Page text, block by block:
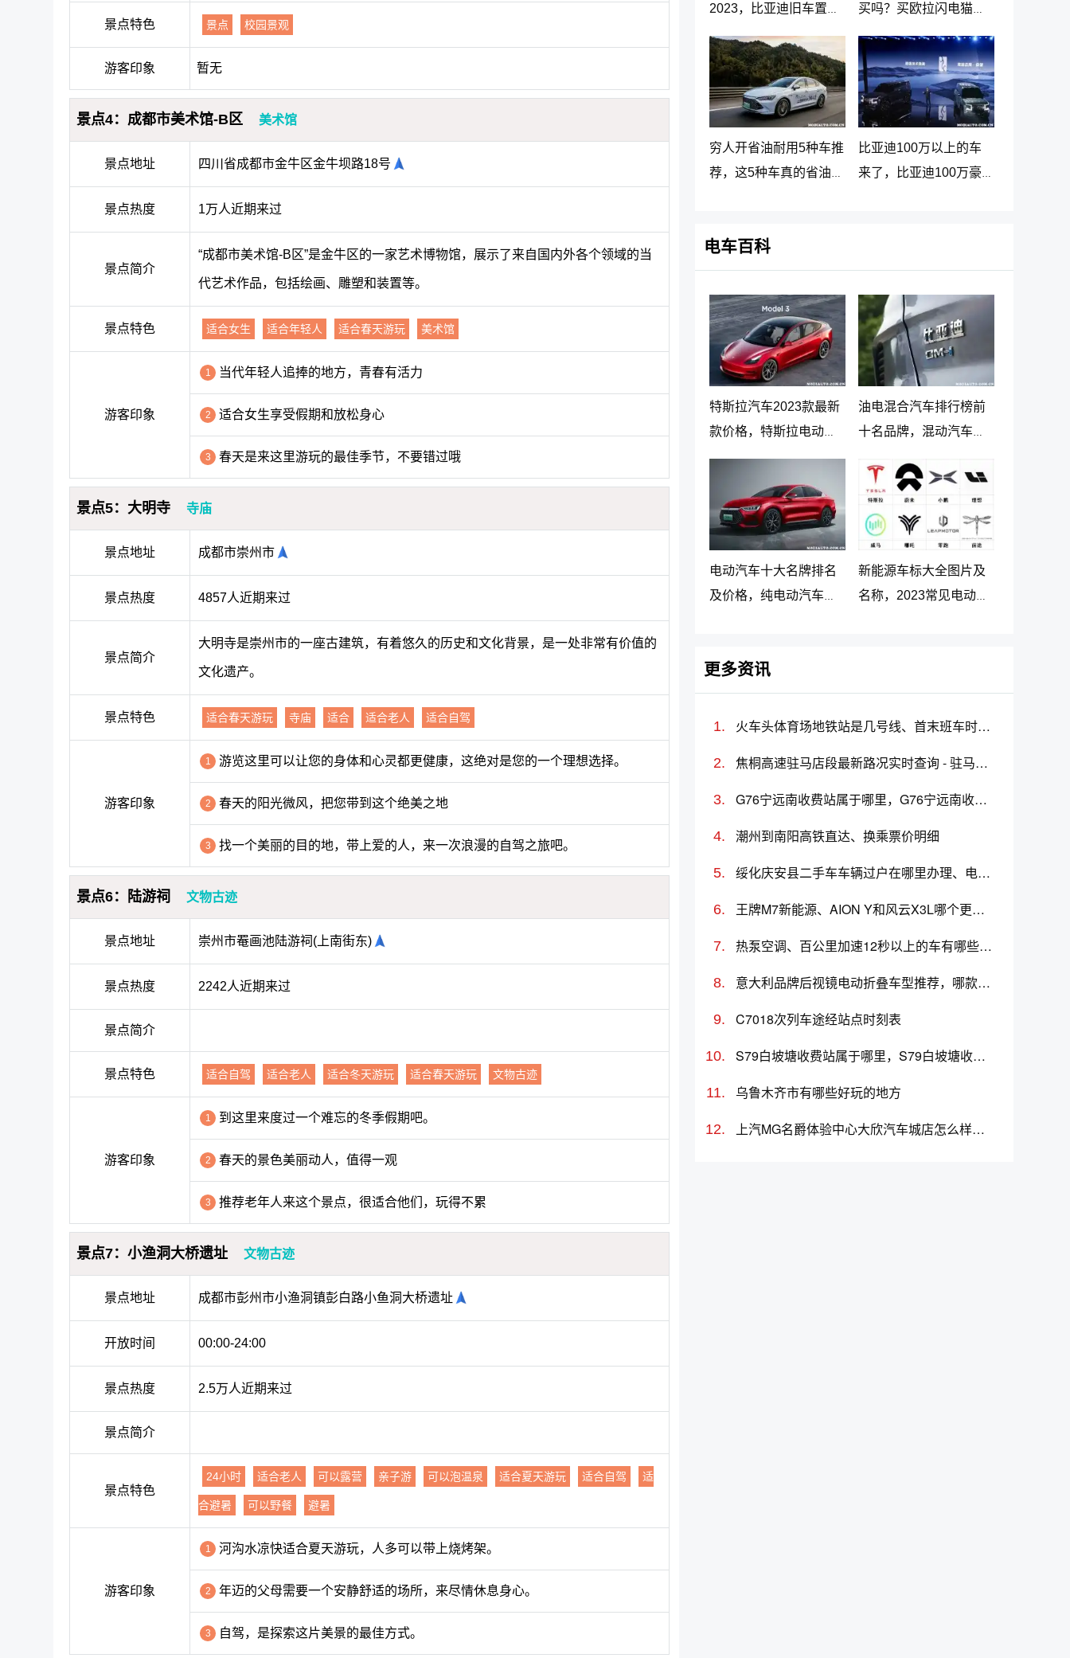
景点特色 景点 校园景观
游客印象 暂无
景点4：成都市美术馆-B区 美术馆
景点地址 四川省成都市金牛区金牛坝路18号
景点热度 1万人近期来过
景点简介
“成都市美术馆-B区”是金牛区的一家艺术博物馆，展示了来自国内外各个领域的当
代艺术作品，包括绘画、雕塑和装置等。
景点特色 适合女生 适合年轻人 适合春天游玩 美术馆
游客印象
1 当代年轻人追捧的地方，青春有活力
2 适合女生享受假期和放松身心
3 春天是来这里游玩的最佳季节，不要错过哦
景点5：大明寺 寺庙
景点地址 成都市崇州市
景点热度 4857人近期来过
景点简介
大明寺是崇州市的一座古建筑，有着悠久的历史和文化背景，是一处非常有价值的
文化遗产。
景点特色 适合春天游玩 寺庙 适合 适合老人 适合自驾
游客印象
1 游览这里可以让您的身体和心灵都更健康，这绝对是您的一个理想选择。
2 春天的阳光微风，把您带到这个绝美之地
3 找一个美丽的目的地，带上爱的人，来一次浪漫的自驾之旅吧。
景点6：陆游祠 文物古迹
景点地址 崇州市罨画池陆游祠(上南街东)
景点热度 2242人近期来过
景点简介
景点特色 适合自驾 适合老人 适合冬天游玩 适合春天游玩 文物古迹
游客印象
1 到这里来度过一个难忘的冬季假期吧。
2 春天的景色美丽动人，值得一观
3 推荐老年人来这个景点，很适合他们，玩得不累
景点7：小渔洞大桥遗址 文物古迹
景点地址 成都市彭州市小渔洞镇彭白路小鱼洞大桥遗址
开放时间 00:00-24:00
景点热度 2.5万人近期来过
景点简介
景点特色
24小时 适合老人 可以露营 亲子游 可以泡温泉 适合夏天游玩 适合自驾 适
合避暑 可以野餐 避暑
游客印象
1 河沟水凉快适合夏天游玩，人多可以带上烧烤架。
2 年迈的父母需要一个安静舒适的场所，来尽情休息身心。
3 自驾，是探索这片美景的最佳方式。
2023，比亚迪旧车置换
新车价格表
买吗？买欧拉闪电猫十
大忠告
穷人开省油耐用5种车推
荐，这5种车真的省油又
比亚迪100万以上的车
来了，比亚迪100万豪
电车百科
特斯拉汽车2023款最新
款价格，特斯拉电动汽
车价格及落地价
油电混合汽车排行榜前
十名品牌，混动汽车十
电动汽车十大名牌排名
及价格，纯电动汽车排
新能源车标大全图片及
名称，2023常见电动汽
更多资讯
火车头体育场地铁站是几号线、首末班车时间表
焦桐高速驻马店段最新路况实时查询 - 驻马店焦桐高速最新消息 - 车流量大吗
G76宁远南收费站属于哪里，G76宁远南收费站入口的详细地址
潮州到南阳高铁直达、换乘票价明细
绥化庆安县二手车车辆过户在哪里办理、电话、上班时间
王牌M7新能源、AION Y和风云X3L哪个更值得买？性价比、配置对比
热泵空调、百公里加速12秒以上的车有哪些？哪款好？价格多少？
意大利品牌后视镜电动折叠车型推荐，哪款车好？
C7018次列车途经站点时刻表
S79白坡塘收费站属于哪里，S79白坡塘收费站入口的详细地址
乌鲁木齐市有哪些好玩的地方
上汽MG名爵体验中心大欣汽车城店怎么样、地址、电话、上班时间查询